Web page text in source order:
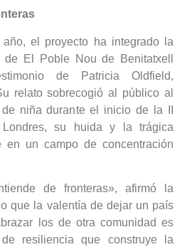
el proyecto ha integrado la
de El Poble Nou de Benitatxell
de Patricia Oldfield,
relato sobrecogió al público al
niña durante el inicio de la II
su huida y la trágica
en un campo de concentración
de fronteras», afirmó la
que la valentía de dejar un país
los de otra comunidad es
resiliencia que construye la